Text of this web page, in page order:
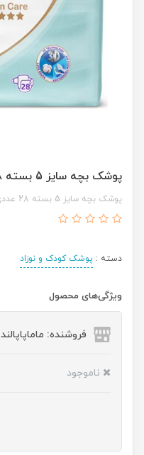
پوشک بچه سایز 5 بسته 28 عددی هانیز Honeys
پوشک بچه سایز 5 بسته 28 عددی هانیز Honeys
دسته : پوشک کودک و نوزاد
ویژگی‌های محصول
فروشنده: ماماپاپالند
ناموجود